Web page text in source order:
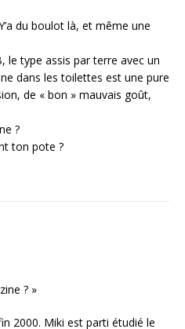
du boulot là, et même une
le type assis par terre avec un
dans les toilettes est une pure
de « bon » mauvais goût,
?
ton pote ?
? »
2000. Miki est parti étudié le